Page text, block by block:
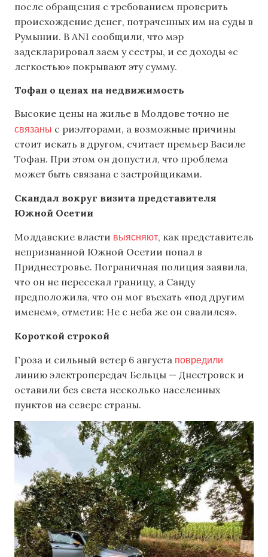
после обращения с требованием проверить
происхождение денег, потраченных им на суды в
Румынии. В ANI сообщили, что мэр
задекларировал заем у сестры, и ее доходы «с
легкостью» покрывают эту сумму.
Тофан о ценах на недвижимость
Высокие цены на жилье в Молдове точно не
связаны с риэлторами, а возможные причины
стоит искать в другом, считает премьер Василе
Тофан. При этом он допустил, что проблема
может быть связана с застройщиками.
Скандал вокруг визита представителя
Южной Осетии
Молдавские власти выясняют, как представитель
непризнанной Южной Осетии попал в
Приднестровье. Пограничная полиция заявила,
что он не пересекал границу, а Санду
предположила, что он мог въехать «под другим
именем», отметив: Не с неба же он свалился».
Короткой строкой
Гроза и сильный ветер 6 августа повредили
линию электропередач Бельцы — Днестровск и
оставили без света несколько населенных
пунктов на севере страны.